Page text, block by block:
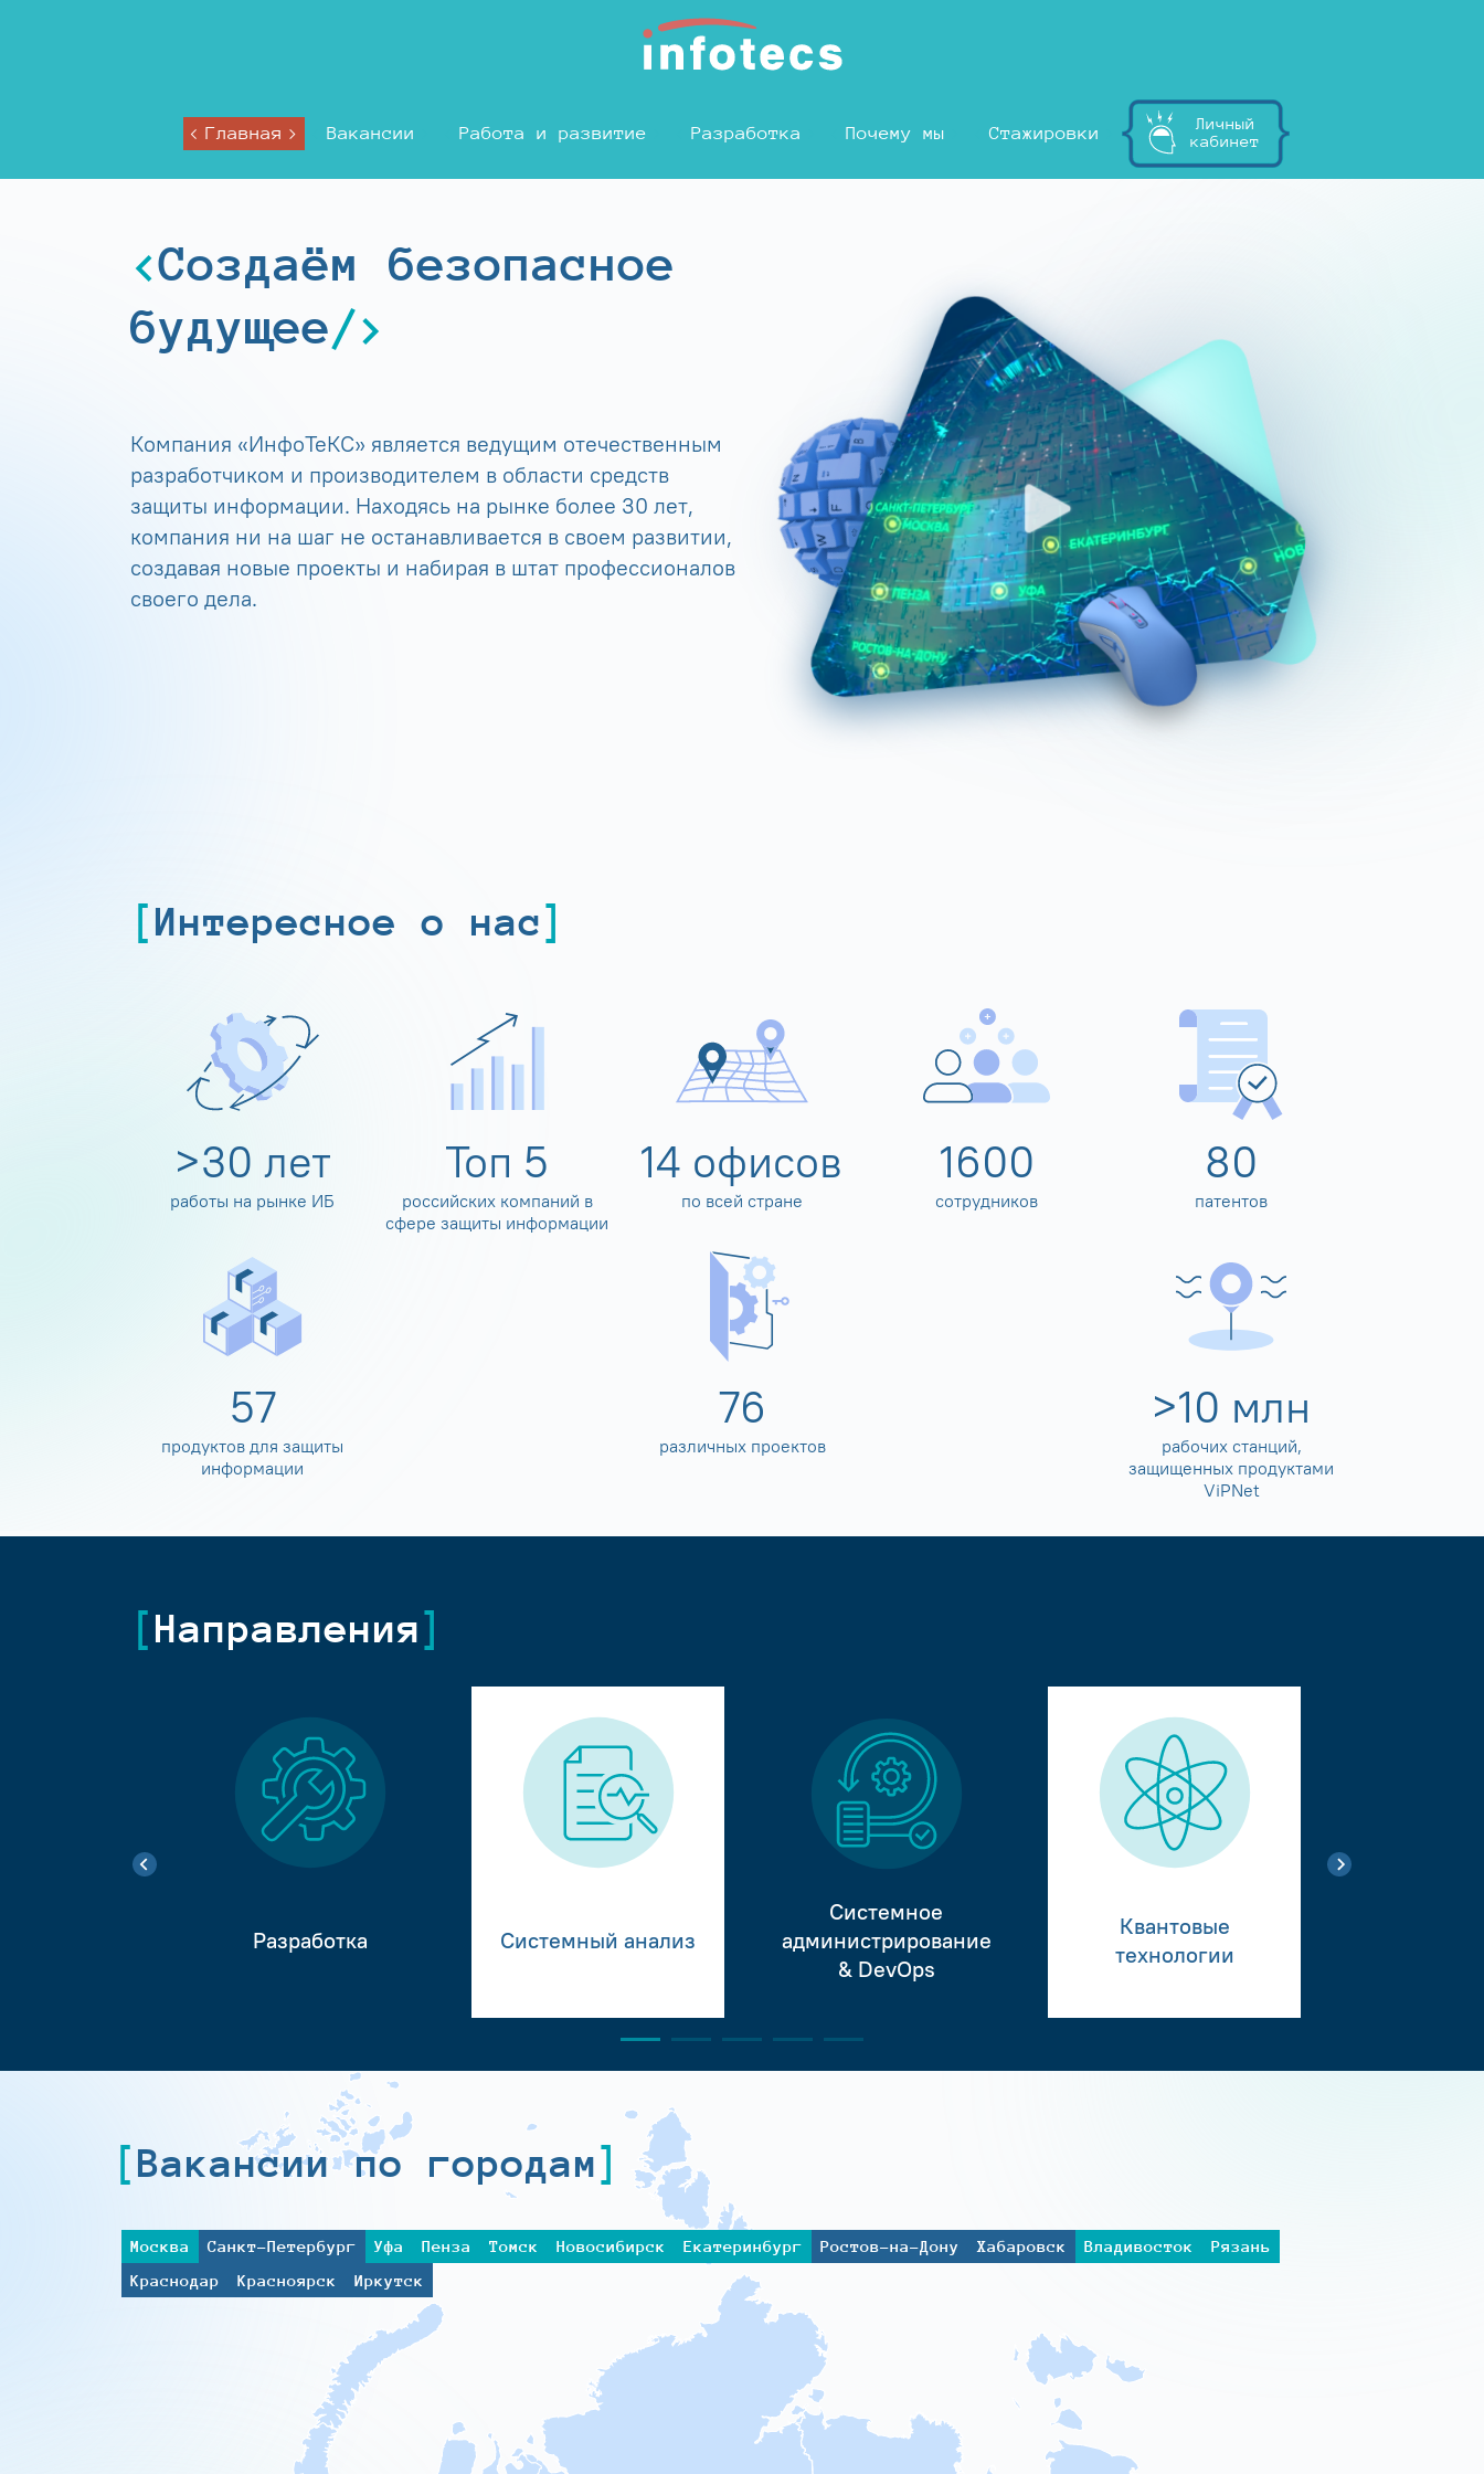
Главная Вакансии Работа и развитие Разработка Почему мы Стажировки
Личный
кабинет
Создаём безопасное
будущее
Компания «ИнфоТеКС» является ведущим отечественным
разработчиком и производителем в области средств
защиты информации. Находясь на рынке более 30 лет,
компания ни на шаг не останавливается в своем развитии,
создавая новые проекты и набирая в штат профессионалов
своего дела.
Интересное о нас
>30 лет
работы на рынке ИБ
Топ 5
российских компаний в
сфере защиты информации
14 офисов
по всей стране
1600
сотрудников
80
патентов
60
продуктов для защиты
информации
80
различных проектов
>10 млн
рабочих станций,
защищенных продуктами
ViPNet
Направления
Разработка Системный анализ
Системное
администрирование
& DevOps
Квантовые
технологии
Вакансии по городам
Москва Санкт-Петербург Уфа Пенза Томск Новосибирск Екатеринбург Ростов-на-Дону Хабаровск Владивосток
Рязань
Краснодар
Красноярск Иркутск